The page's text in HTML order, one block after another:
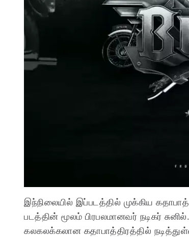
இந்நிலையில் இப்படத்தில் முக்கிய
படத்தின் மூலம் பிரபலமானவர் நடிகர்
கலகலக்கலான கதாபாத்திரத்தில்